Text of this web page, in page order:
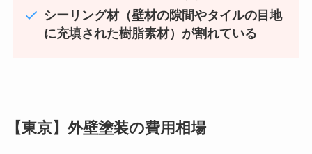
シーリング材（壁材の隙間やタイルの目地
に充填された樹脂素材）が割れている
【東京】外壁塗装の費用相場